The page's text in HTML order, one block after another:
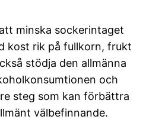
minska sockerintaget
kost rik på fullkorn, frukt
stödja den allmänna
och
steg som kan förbättra
välbefinnande.